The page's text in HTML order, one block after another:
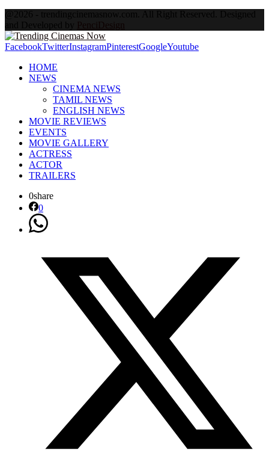
@2026 - trendingcinemasnow.com. All Right Reserved. Designed
and Developed by PenciDesign
FacebookTwitterInstagramPinterestGoogleYoutube
HOME
NEWS
CINEMA NEWS
TAMIL NEWS
ENGLISH NEWS
MOVIE REVIEWS
EVENTS
MOVIE GALLERY
ACTRESS
ACTOR
TRAILERS
0share
0